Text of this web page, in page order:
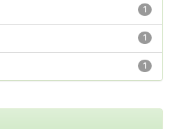
1
1
1